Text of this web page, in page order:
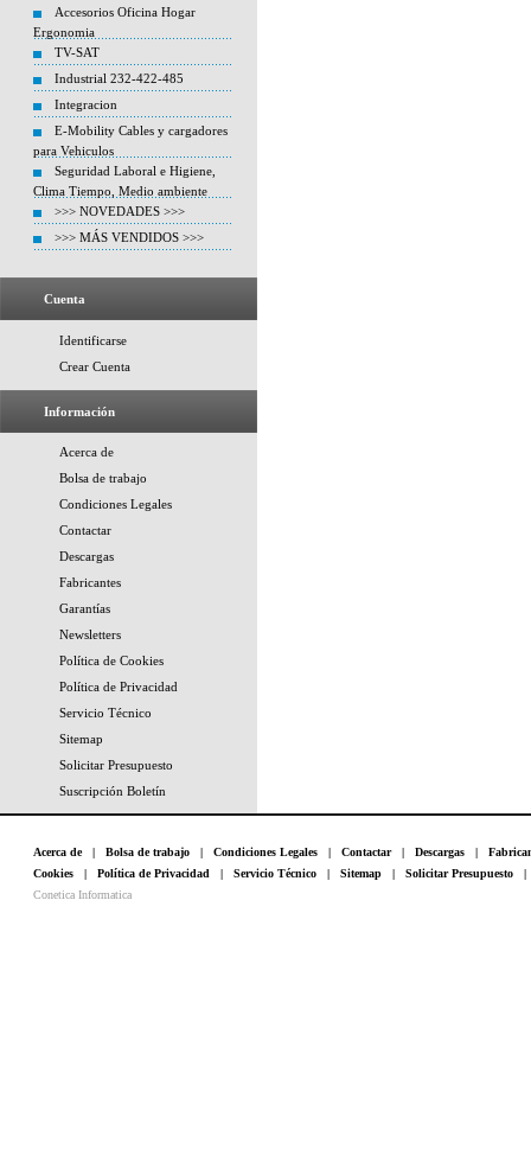
Accesorios Oficina Hogar
Ergonomia
TV-SAT
Industrial 232-422-485
Integracion
E-Mobility Cables y cargadores
para Vehiculos
Seguridad Laboral e Higiene,
Clima Tiempo, Medio ambiente
>>> NOVEDADES >>>
>>> MÁS VENDIDOS >>>
Cuenta
Identificarse
Crear Cuenta
Información
Acerca de
Bolsa de trabajo
Condiciones Legales
Contactar
Descargas
Fabricantes
Garantías
Newsletters
Política de Cookies
Política de Privacidad
Servicio Técnico
Sitemap
Solicitar Presupuesto
Suscripción Boletín
Acerca de| Bolsa de trabajo | Condiciones Legales | Contactar| Descargas |
Cookies | Política de Privacidad | Servicio Técnico | Sitemap | Solicitar Presupuesto
Conetica Informatica